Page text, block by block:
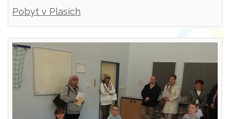
Pobyt v Plasích